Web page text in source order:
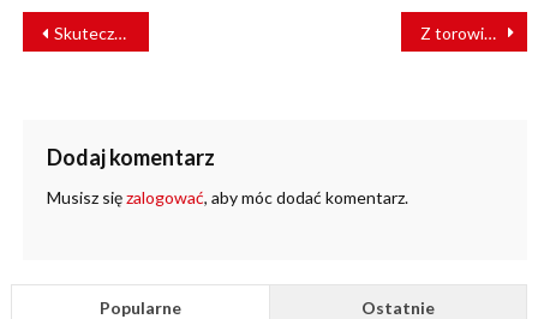
NAWIGACJA
WPISU
Skuteczna ewolucja – rozmowa z Emilią Oleksiak, p.o. Dyrektora Stacji Muzeum Z torowiska na papier – SiXi autorką zimowej okładki “Raport Tramwajowy”
Dodaj komentarz
Musisz sięzalogować, aby móc dodać komentarz.
Popularne Ostatnie